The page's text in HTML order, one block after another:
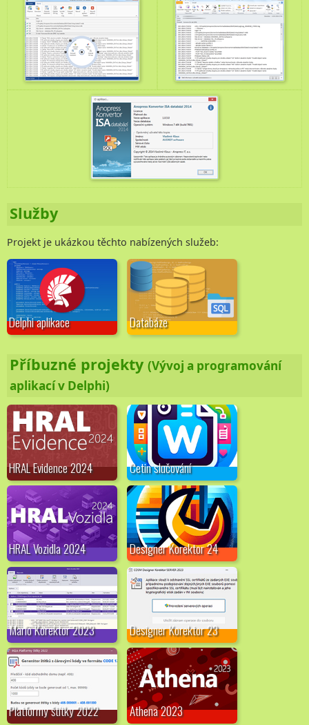
Služby
Projekt je ukázkou těchto nabízených služeb:
Delphi aplikace Databáze
Příbuzné projekty (Vývoj a programování
aplikací v Delphi)
HRAL Evidence 2024 Cetin slučování
HRAL Vozidla 2024 Designer Korektor 24
Mario Korektor 2023 Designer Korektor 23
Platformy štítky 2022 Athena 2023